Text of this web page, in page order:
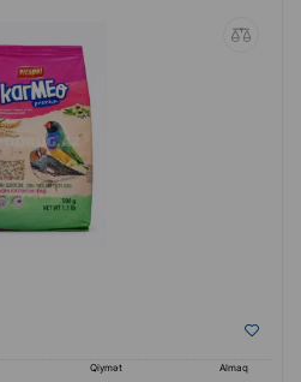
Qiymət Almaq